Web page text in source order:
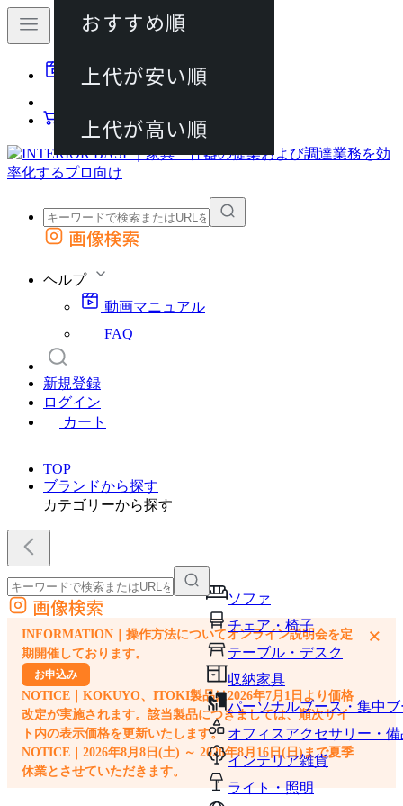
動画マニュアル
カート
外部サイトの商品をカートに追加
画像検索
ヘルプ
動画マニュアル
FAQ
新規登録
ログイン
カート
TOP
ブランドから探す
カテゴリーから探す
ソファ
チェア・椅子
テーブル・デスク
収納家具
パーソナルブース・集中
オフィスアクセサリー・備
インテリア雑貨
ライト・照明
外部サイトの商品をカートに追加
他のサイトで見つけた商品ページのURLを貼り付けて、カートに追加できます
画像検索
INFORMATION｜操作方法についてオンライン説明会を定
期開催しております。
お申込み
NOTICE｜KOKUYO、ITOKI製品は2026年7月1日より価格
改定が実施されます。該当製品につきましては、順次サイ
ト内の表示価格を更新いたします。
NOTICE｜2026年8月8日(土) ～ 2026年8月16日(日)まで夏季
休業とさせていただきます。
×
おすすめ順
上代が安い順
上代が高い順